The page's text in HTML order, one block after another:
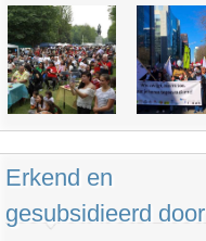
Erkend en
gesubsidieerd door